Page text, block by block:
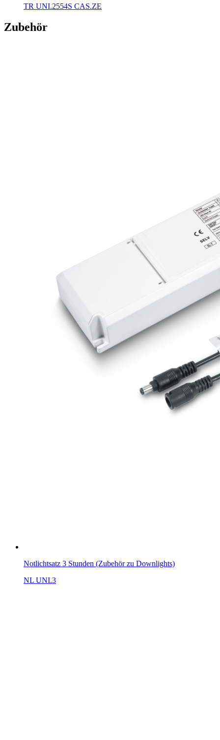
TR UNI.2554S CAS.ZE
Zubehör
Notlichtsatz 3 Stunden (Zubehör zu Downlights)
NL UNI.3